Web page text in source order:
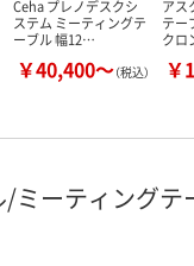
Ceha プレノデスクシ
ステム ミーティングテ
ーブル 幅12…
￥40,400～（税込）
アス
テー
クロ
￥
ミーティングテ